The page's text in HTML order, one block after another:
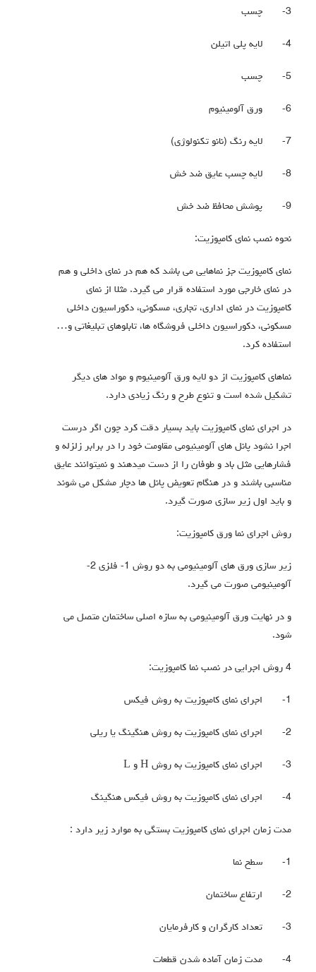
3- چسب
4- لایه پلی اتیلن
5- چسب
6- ورق آلومینیوم
7- لایه رنگ (نانو تکنولوژی)
8- لایه چسب عایق ضد خش
9- پوشش محافظ ضد خش
نحوه نصب نمای کامپوزیت:
نمای کامپوزیت جز نماهایی می باشد که هم در نمای داخلی و هم
در نمای خارجی مورد استفاده قرار می گیرد. مثلا از نمای
کامپوزیت در نمای اداری، تجاری، مسکونی، دکوراسیون داخلی
مسکونی، دکوراسیون داخلی فروشگاه ها، تابلوهای تبلیغاتی و…
استفاده کرد.
نماهای کامپوزیت از دو لایه ورق آلومینیوم و مواد های دیگر
تشکیل شده است و تنوع طرح و رنگ زیادی دارد.
در اجرای نمای کامپوزیت باید بسیار دقت کرد چون اگر درست
اجرا نشود پانل های آلومینیومی مقاومت خود را در برابر زلزله و
فشارهایی مثل باد و طوفان را از دست میدهند و نمیتوانند عایق
مناسبی باشند و در هنگام تعویض پانل ها دچار مشکل می شوند
و باید اول زیر سازی صورت گیرد.
روش اجرای نما ورق کامپوزیت:
زیر سازی ورق های آلومینیومی به دو روش 1- فلزی 2-
آلومینیومی صورت می گیرد.
و در نهایت ورق آلومینیومی به سازه اصلی ساختمان متصل می
شود.
4 روش اجرایی در نصب نما کامپوزیت:
1- اجرای نمای کامپوزیت به روش فیکس
2- اجرای نمای کامپوزیت به روش هنگینگ یا ریلی
3- اجرای نمای کامپوزیت به روش H و L
4- اجرای نمای کامپوزیت به روش فیکس هنگینگ
مدت زمان اجرای نمای کامپوزیت بستگی به موارد زیر دارد :
1- سطح نما
2- ارتفاع ساختمان
3- تعداد کارگران و کارفرمایان
4- مدت زمان آماده شدن قطعات